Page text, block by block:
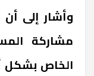
وأشار إلى أن
مشاركة
الخاص بشكل